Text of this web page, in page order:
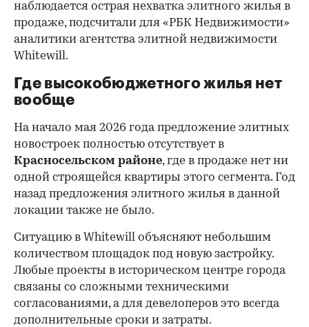
наблюдается острая нехватка элитного жилья в
продаже, подсчитали для «РБК Недвижимости»
аналитики агентства элитной недвижимости
Whitewill.
Где высокобюджетного жилья нет
вообще
На начало мая 2026 года предложение элитных
новостроек полностью отсутствует в
Красносельском районе, где в продаже нет ни
одной строящейся квартиры этого сегмента. Год
назад предложения элитного жилья в данной
локации также не было.
Ситуацию в Whitewill объясняют небольшим
количеством площадок под новую застройку.
Любые проекты в историческом центре города
связаны со сложными техническими
согласованиями, а для девелоперов это всегда
дополнительные сроки и затраты.